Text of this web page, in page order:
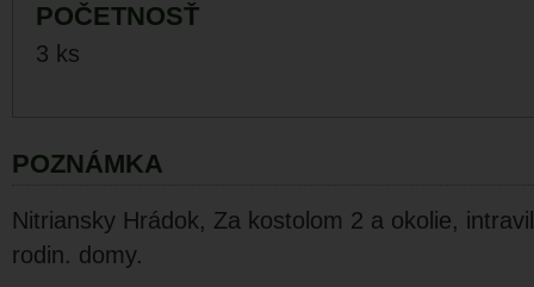
POČETNOSŤ
3 ks
POZNÁMKA
Nitriansky Hrádok, Za kostolom 2 a okolie,
rodin. domy.